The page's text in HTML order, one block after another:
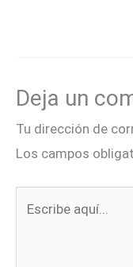
Deja un
Tu dirección de
Los campos